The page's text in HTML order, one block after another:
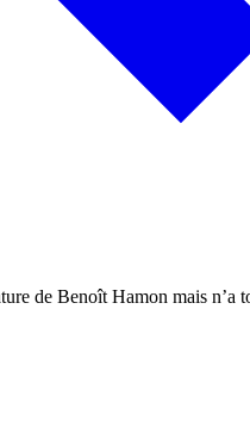
de Benoît Hamon mais n’a